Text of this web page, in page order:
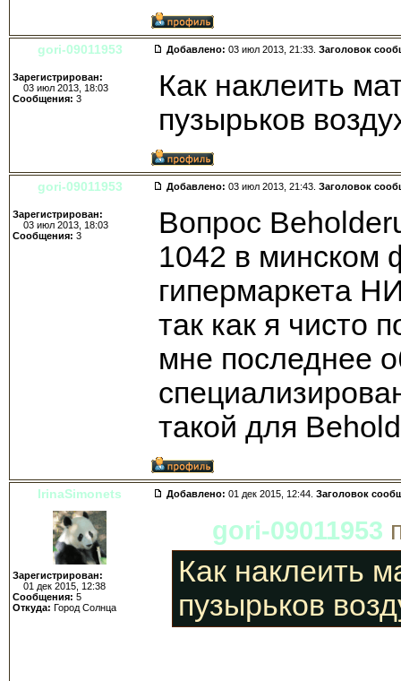
gori-09011953 Добавлено: 03 июл 2013, 21:33. Заголовок
Зарегистрирован:
03 июл 2013, 18:03
Сообщения: 3
Как наклеить
пузырьков
gori-09011953 Добавлено: 03 июл 2013, 21:43. Заголовок
Зарегистрирован:
03 июл 2013, 18:03
Сообщения: 3
Вопрос
1042 в минском
гипермаркета
так как я чисто
мне последнее
такой для
IrinaSimonets Добавлено: 01 дек 2015, 12:44. Заголовок
Зарегистрирован:
01 дек 2015, 12:38
Сообщения: 5
Откуда: Город Солнца
gori-09011953
Как наклеить
пузырьков